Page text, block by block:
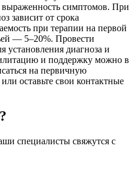
выраженность симптомов. При
зависит от срока
при терапии на первой
— 5–20%. Провести
установления диагноза и
и поддержку можно в
на первичную
оставьте свои контактные
специалисты свяжутся с